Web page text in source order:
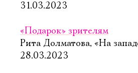
31.03.2023
«Подарок» зрителям
Рита Долматова, «На
28.03.2023